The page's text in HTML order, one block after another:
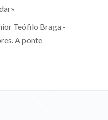
Teófilo Braga -
A ponte